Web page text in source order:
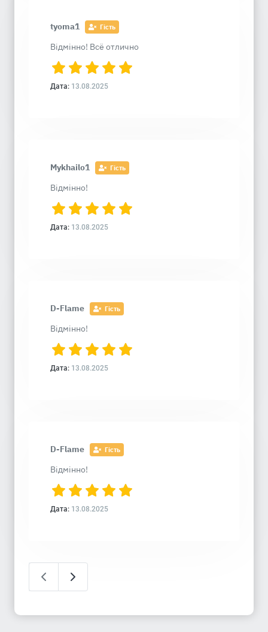
tyoma1 Гість
Відмінно! Всё отлично
Дата: 13.08.2025
Mykhailo1 Гість
Відмінно!
Дата: 13.08.2025
D-Flame Гість
Відмінно!
Дата: 13.08.2025
D-Flame Гість
Відмінно!
Дата: 13.08.2025